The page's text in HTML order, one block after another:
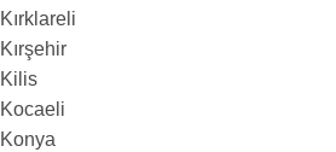
Kırklareli
Kırşehir
Kilis
Kocaeli
Konya